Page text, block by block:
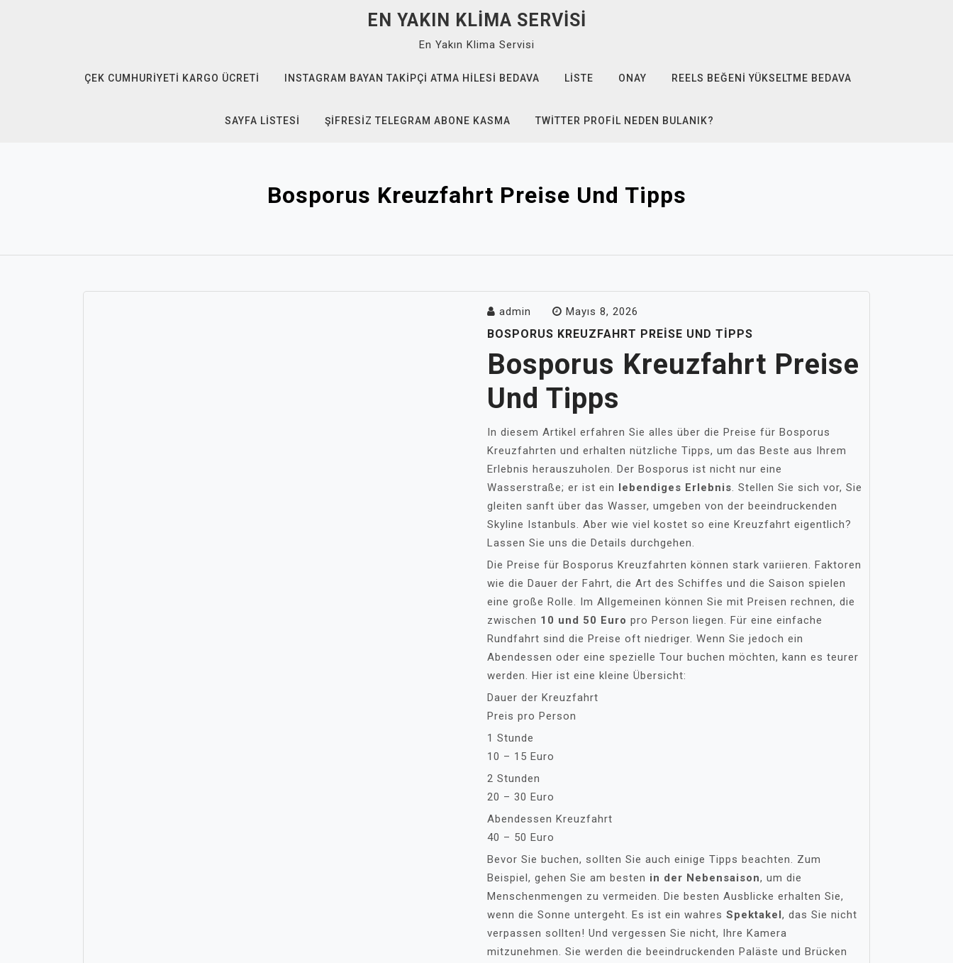
EN YAKIN KLIMA SERVISI
En Yakın Klima Servisi
ÇEK CUMHURIYETI KARGO ÜCRETI INSTAGRAM BAYAN TAKIPÇI ATMA HILESI BEDAVA LISTE ONAY REELS BEĞENI YÜKSELTME BEDAVA
SAYFA LISTESI ŞIFRESIZ TELEGRAM ABONE KASMA TWITTER PROFIL NEDEN BULANIK?
Bosporus Kreuzfahrt Preise Und Tipps
admin Mayıs 8, 2026
BOSPORUS KREUZFAHRT PREISE UND TIPPS
Bosporus Kreuzfahrt Preise
Und Tipps
In diesem Artikel erfahren Sie alles über die Preise für Bosporus
Kreuzfahrten und erhalten nützliche Tipps, um das Beste aus Ihrem
Erlebnis herauszuholen. Der Bosporus ist nicht nur eine
Wasserstraße; er ist ein lebendiges Erlebnis. Stellen Sie sich vor, Sie
gleiten sanft über das Wasser, umgeben von der beeindruckenden
Skyline Istanbuls. Aber wie viel kostet so eine Kreuzfahrt eigentlich?
Lassen Sie uns die Details durchgehen.
Die Preise für Bosporus Kreuzfahrten können stark variieren. Faktoren
wie die Dauer der Fahrt, die Art des Schiffes und die Saison spielen
eine große Rolle. Im Allgemeinen können Sie mit Preisen rechnen, die
zwischen 10 und 50 Euro pro Person liegen. Für eine einfache
Rundfahrt sind die Preise oft niedriger. Wenn Sie jedoch ein
Abendessen oder eine spezielle Tour buchen möchten, kann es teurer
werden. Hier ist eine kleine Übersicht:
Dauer der Kreuzfahrt
Preis pro Person
1 Stunde
10 – 15 Euro
2 Stunden
20 – 30 Euro
Abendessen Kreuzfahrt
40 – 50 Euro
Bevor Sie buchen, sollten Sie auch einige Tipps beachten. Zum
Beispiel, gehen Sie am besten in der Nebensaison, um die
Menschenmengen zu vermeiden. Die besten Ausblicke erhalten Sie,
wenn die Sonne untergeht. Es ist ein wahres Spektakel, das Sie nicht
verpassen sollten! Und vergessen Sie nicht, Ihre Kamera
mitzunehmen. Sie werden die beeindruckenden Paläste und Brücken